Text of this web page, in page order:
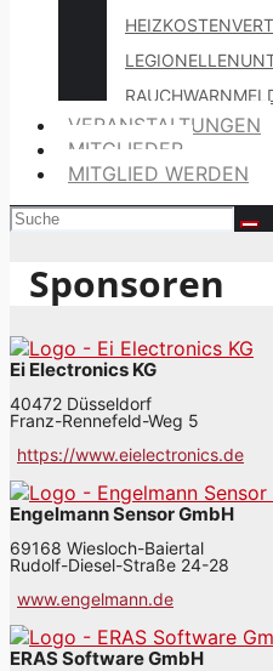
VERANSTALTUNGEN
MITGLIEDER
MITGLIED WERDEN
Sponsoren
Ei Electronics KG
40472 Düsseldorf
Franz-Rennefeld-Weg 5
https://www.eielectronics.de
Engelmann Sensor GmbH
69168 Wiesloch-Baiertal
Rudolf-Diesel-Straße 24-28
www.engelmann.de
ERAS Software GmbH